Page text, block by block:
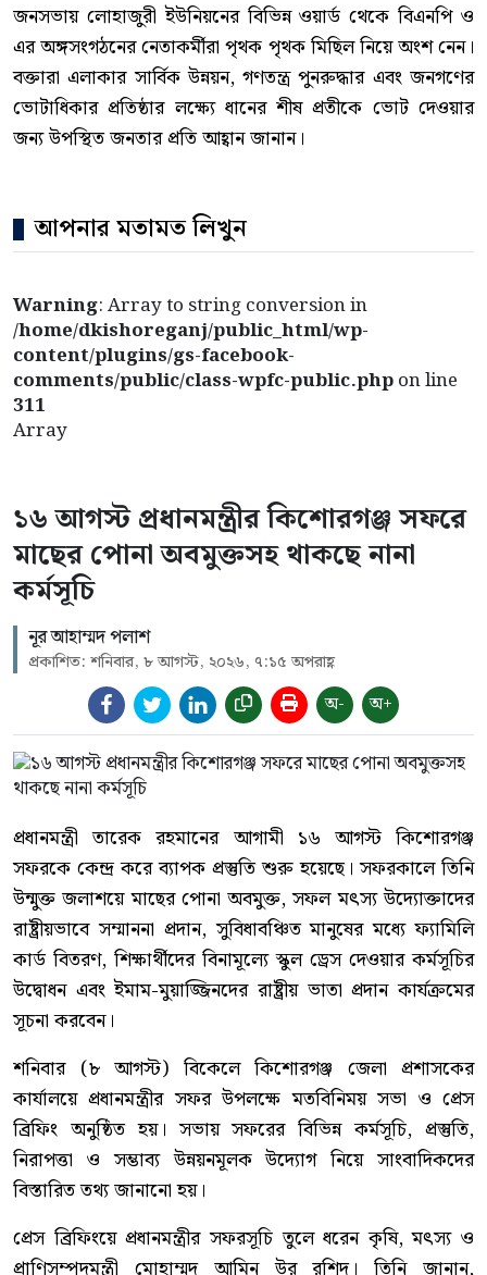
জনসভায় লোহাজুরী ইউনিয়নের বিভিন্ন ওয়ার্ড থেকে বিএনপি ও
এর অঙ্গসংগঠনের নেতাকর্মীরা পৃথক পৃথক মিছিল নিয়ে অংশ নেন।
বক্তারা এলাকার সার্বিক উন্নয়ন, গণতন্ত্র পুনরুদ্ধার এবং জনগণের
ভোটাধিকার প্রতিষ্ঠার লক্ষ্যে ধানের শীষ প্রতীকে ভোট দেওয়ার
জন্য উপস্থিত জনতার প্রতি আহ্বান জানান।
আপনার মতামত লিখুন
Warning: Array to string conversion in
/home/dkishoreganj/public_html/wp-
content/plugins/gs-facebook-
comments/public/class-wpfc-public.phpon line
311
Array
১৬ আগস্ট প্রধানমন্ত্রীর কিশোরগঞ্জ সফরে
মাছের পোনা অবমুক্তসহ থাকছে নানা
কর্মসূচি
নূর আহাম্মদ পলাশ
প্রকাশিত: শনিবার, ৮ আগস্ট, ২০২৬, ৭:১৫ অপরাহ্ণ
অ- অ+
প্রধানমন্ত্রী তারেক রহমানের আগামী ১৬ আগস্ট কিশোরগঞ্জ
সফরকে কেন্দ্র করে ব্যাপক প্রস্তুতি শুরু হয়েছে। সফরকালে তিনি
উন্মুক্ত জলাশয়ে মাছের পোনা অবমুক্ত, সফল মৎস্য উদ্যোক্তাদের
রাষ্ট্রীয়ভাবে সম্মাননা প্রদান, সুবিধাবঞ্চিত মানুষের মধ্যে ফ্যামিলি
কার্ড বিতরণ, শিক্ষার্থীদের বিনামূল্যে স্কুল ড্রেস দেওয়ার কর্মসূচির
উদ্বোধন এবং ইমাম-মুয়াজ্জিনদের রাষ্ট্রীয় ভাতা প্রদান কার্যক্রমের
সূচনা করবেন।
শনিবার (৮ আগস্ট) বিকেলে কিশোরগঞ্জ জেলা প্রশাসকের
কার্যালয়ে প্রধানমন্ত্রীর সফর উপলক্ষে মতবিনিময় সভা ও প্রেস
ব্রিফিং অনুষ্ঠিত হয়। সভায় সফরের বিভিন্ন কর্মসূচি, প্রস্তুতি,
নিরাপত্তা ও সম্ভাব্য উন্নয়নমূলক উদ্যোগ নিয়ে সাংবাদিকদের
বিস্তারিত তথ্য জানানো হয়।
প্রেস ব্রিফিংয়ে প্রধানমন্ত্রীর সফরসূচি তুলে ধরেন কৃষি, মৎস্য ও